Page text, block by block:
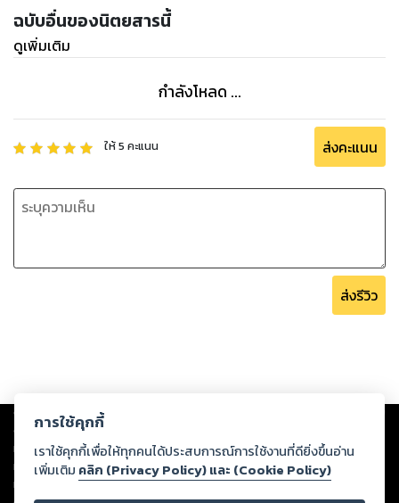
ฉบับอื่นของนิตยสารนี้
ดูเพิ่มเติม
กำลังโหลด ...
ให้5 คะแนน ส่งคะแนน
ส่งรีวิว
Copyright © 2026
ต่อผลงานหรือเนื้อหาใดที่อัปโหลดผ่านเว็บไซต์และปรากฏว่าละเมิดสิทธิใน
ทรัพย์สินทางปัญญาของบุคคลอื่นหรือขัดต่อกฎหมายและศีลธรรม ดังนั้น ผู้อ่าน
ทุกท่านโปรดใช้วิจารณญาณในการกลั่นกรองด้วยตนเอง และหากท่านพบว่าส่วน
หนึ่งส่วนใดขัดต่อกฎหมายและศีลธรรม กรุณาแจ้งมายังบริษัท เพื่อทีมงานจะได้
การใช้คุกกี้
เราใช้คุกกี้เพื่อให้ทุกคนได้ประสบการณ์การใช้งานที่ดียิ่งขึ้นอ่าน
เพิ่มเติม คลิก (Privacy Policy) และ (Cookie Policy)